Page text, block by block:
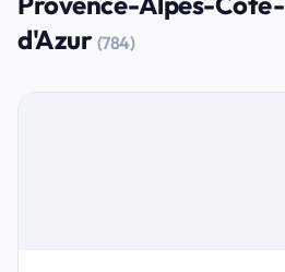
d'Azur (784)